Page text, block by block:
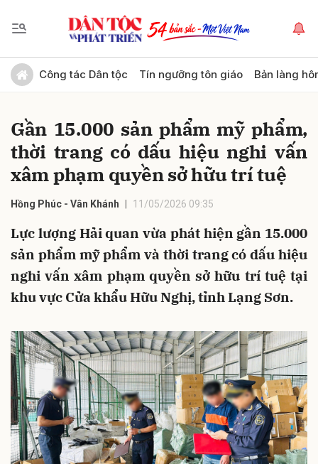
Công tác Dân tộc Tín ngưỡng tôn giáo Bản làng
Gần 15.000 sản phẩm mỹ phẩm,
thời trang có dấu hiệu nghi vấn
xâm phạm quyền sở hữu trí tuệ
Hồng Phúc - Vân Khánh 11/05/2026 09:35
Lực lượng Hải quan vừa phát hiện gần 15.000
sản phẩm mỹ phẩm và thời trang có dấu hiệu
nghi vấn xâm phạm quyền sở hữu trí tuệ tại
khu vực Cửa khẩu Hữu Nghị, tỉnh Lạng Sơn.
Gửi bình luận